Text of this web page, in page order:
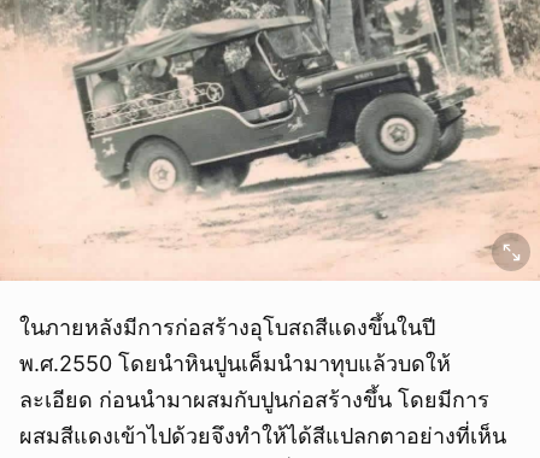
ในภายหลังมีการก่อสร้างอุโบสถสีแดงขึ้นในปี
พ.ศ.2550 โดยนำหินปูนเค็มนำมาทุบแล้วบดให้
ละเอียด ก่อนนำมาผสมกับปูนก่อสร้างขึ้น โดยมีการ
ผสมสีแดงเข้าไปด้วยจึงทำให้ได้สีแปลกตาอย่างที่เห็น